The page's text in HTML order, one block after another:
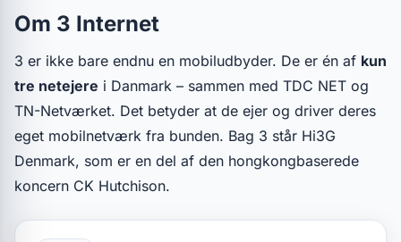
Om 3 Internet
3 er ikke bare endnu en mobiludbyder. De er én af kun
tre netejere i Danmark – sammen med TDC NET og
TN-Netværket. Det betyder at de ejer og driver deres
eget mobilnetværk fra bunden. Bag 3 står Hi3G
Denmark, som er en del af den hongkongbaserede
koncern CK Hutchison.